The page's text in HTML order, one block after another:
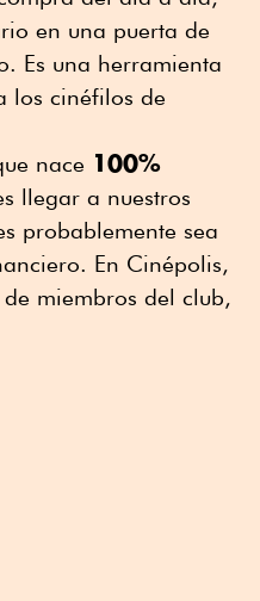
en una puerta de
Es una herramienta
los cinéfilos de
nace 100%
llegar a nuestros
probablemente sea
En Cinépolis,
miembros del club,